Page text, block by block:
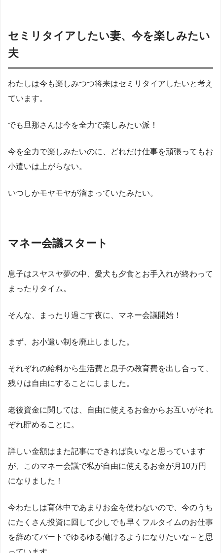
セミリタイアしたい妻、今を楽しみたい
夫
わたしは今も楽しみつつ将来はセミリタイアしたいと考え
ています。
でも旦那さんは今を全力で楽しみたい派！
今を全力で楽しみたいのに、どれだけ仕事を頑張ってもお
小遣いは上がらない。
いつしかモヤモヤが溜まっていたみたい。
マネー会議スタート
息子はスヤスヤ夢の中、愛犬も夕食とお手入れが終わって
まったりタイム。
そんな、まったり過ごす夜に、マネー会議開始！
まず、お小遣い制を廃止しました。
それぞれの給料から生活費と息子の教育費を出し合って、
残りは自由にすることにしました。
老後資金に関しては、自由に使えるお金からお互いがそれ
ぞれ貯めることに。
詳しい金額はまた記事にできれば良いなと思っています
が、このマネー会議で私が自由に使えるお金が月10万円
になりました！
今わたしは育休中であまりお金を使わないので、今のうち
にたくさん投資に回して少しでも早くフルタイムのお仕事
を辞めてパートでゆるゆる働けるようになりたいな～と思